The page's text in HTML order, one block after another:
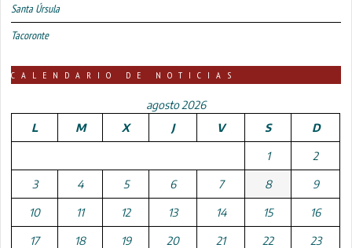
Santa Úrsula
Tacoronte
CALENDARIO DE NOTICIAS
agosto 2026
L
M X J V S D
1 2
3 4 5 6 7 8 9
10 11 12 13 14 15 16
17 18 19 20 21 22 23